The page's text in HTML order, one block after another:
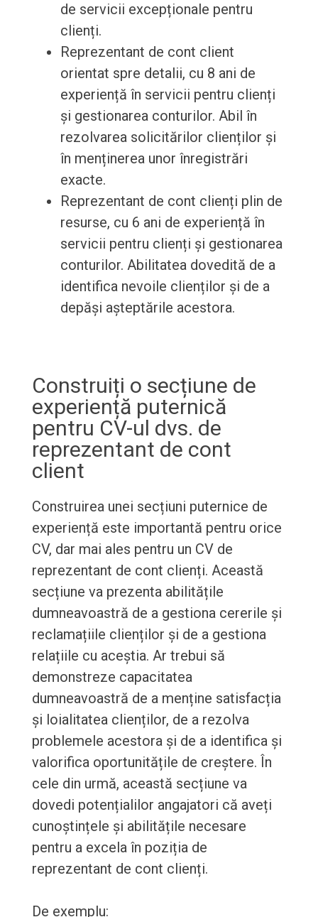
de servicii excepționale pentru
clienți.
Reprezentant de cont client
orientat spre detalii, cu 8 ani de
experiență în servicii pentru clienți
și gestionarea conturilor. Abil în
rezolvarea solicitărilor clienților și
în menținerea unor înregistrări
exacte.
Reprezentant de cont clienți plin de
resurse, cu 6 ani de experiență în
servicii pentru clienți și gestionarea
conturilor. Abilitatea dovedită de a
identifica nevoile clienților și de a
depăși așteptările acestora.
Construiți o secțiune de
experiență puternică
pentru CV-ul dvs. de
reprezentant de cont
client
Construirea unei secțiuni puternice de
experiență este importantă pentru orice
CV, dar mai ales pentru un CV de
reprezentant de cont clienți. Această
secțiune va prezenta abilitățile
dumneavoastră de a gestiona cererile și
reclamațiile clienților și de a gestiona
relațiile cu aceștia. Ar trebui să
demonstreze capacitatea
dumneavoastră de a menține satisfacția
și loialitatea clienților, de a rezolva
problemele acestora și de a identifica și
valorifica oportunitățile de creștere. În
cele din urmă, această secțiune va
dovedi potențialilor angajatori că aveți
cunoștințele și abilitățile necesare
pentru a excela în poziția de
reprezentant de cont clienți.
De exemplu: